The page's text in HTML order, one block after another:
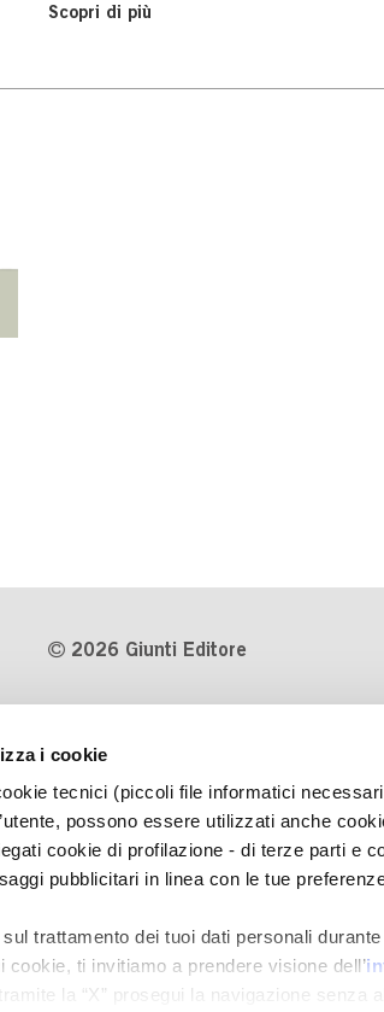
i cookie
tecnici (piccoli file informatici
possono essere utilizzati anche
cookie di profilazione - di terze parti e
pubblicitari in linea con le tue
trattamento dei tuoi dati personali
ti invitiamo a prendere visione dell’
la “X” prosegui la navigazione senza
Scopri di più
2026 Giunti Editore
Numero d'iscrizione al Registro
Imprese di Milano REA 1327444
Informativa sulla privacy